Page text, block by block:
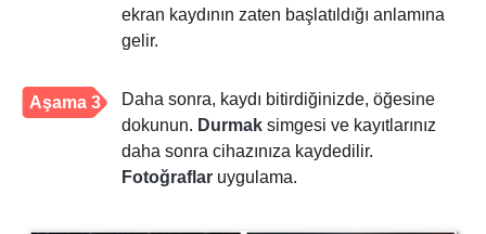
ekran kaydının zaten başlatıldığı anlamına
gelir.
Aşama 3
Daha sonra, kaydı bitirdiğinizde, öğesine
dokunun. Durmak simgesi ve kayıtlarınız
daha sonra cihazınıza kaydedilir.
Fotoğraflar uygulama.